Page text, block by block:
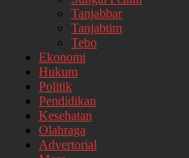
Tanjabbar
Tanjabtim
Tebo
Ekonomi
Hukum
Politik
Pendidikan
Kesehatan
Olahraga
Advertorial